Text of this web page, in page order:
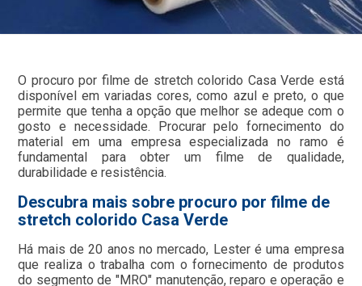
O procuro por filme de stretch colorido Casa Verde está
disponível em variadas cores, como azul e preto, o que
permite que tenha a opção que melhor se adeque com o
gosto e necessidade. Procurar pelo fornecimento do
material em uma empresa especializada no ramo é
fundamental para obter um filme de qualidade,
durabilidade e resistência.
Descubra mais sobre procuro por filme de
stretch colorido Casa Verde
Há mais de 20 anos no mercado, Lester é uma empresa
que realiza o trabalha com o fornecimento de produtos
do segmento de "MRO" manutenção, reparo e operação e